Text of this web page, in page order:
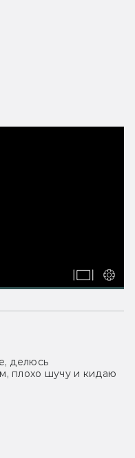
делюсь
плохо шучу и кидаю